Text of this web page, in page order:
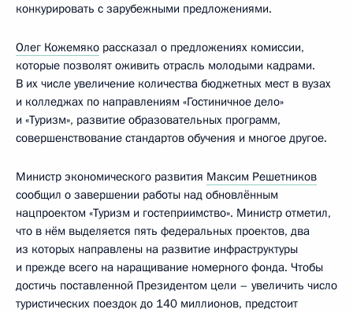
конкурировать с зарубежными предложениями.
Олег Кожемяко рассказал о предложениях комиссии,
которые позволят оживить отрасль молодыми кадрами.
В их числе увеличение количества бюджетных мест в вузах
и колледжах по направлениям «Гостиничное дело»
и «Туризм», развитие образовательных программ,
совершенствование стандартов обучения и многое другое.
Министр экономического развития Максим Решетников
сообщил о завершении работы над обновлённым
нацпроектом «Туризм и гостеприимство». Министр отметил,
что в нём выделяется пять федеральных проектов, два
из которых направлены на развитие инфраструктуры
и прежде всего на наращивание номерного фонда. Чтобы
достичь поставленной Президентом цели – увеличить число
туристических поездок до 140 миллионов, предстоит